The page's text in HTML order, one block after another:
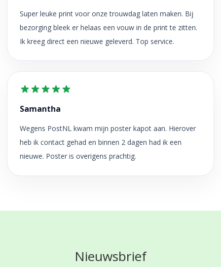
Super leuke print voor onze trouwdag laten maken. Bij
bezorging bleek er helaas een vouw in de print te zitten.
Ik kreeg direct een nieuwe geleverd. Top service.
Samantha
Wegens PostNL kwam mijn poster kapot aan. Hierover
heb ik contact gehad en binnen 2 dagen had ik een
nieuwe. Poster is overigens prachtig.
Nieuwsbrief